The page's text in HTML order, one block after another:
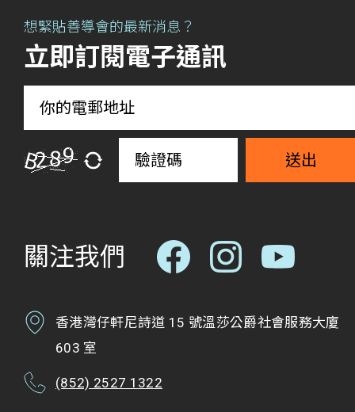
想緊貼善導會的最新消息？
立即訂閱電子通訊
送出
關注我們
香港灣仔軒尼詩道 15 號溫莎公爵社會服務大廈
603 室
(852) 2527 1322